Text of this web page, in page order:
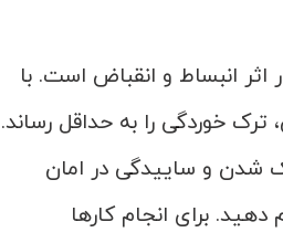
انبساط و انقباض است. با
خوردگی را به حداقل رساند.
شدن و ساییدگی در امان
برای انجام کارها